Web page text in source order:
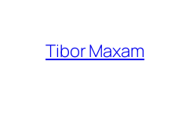
Inhalt
springen
Tibor Maxam